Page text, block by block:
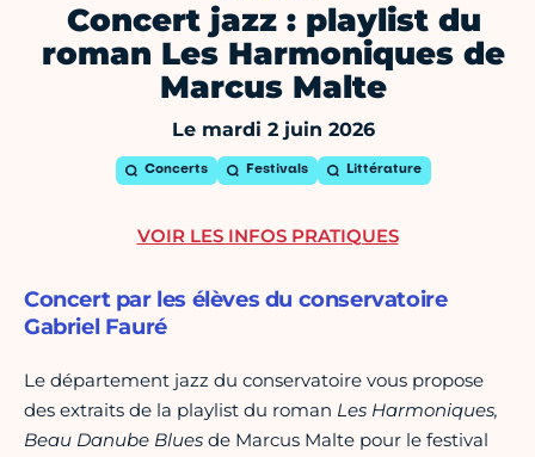
Concert jazz : playlist du
roman Les Harmoniques de
Marcus Malte
Le mardi 2 juin 2026
Concerts Festivals Littérature
Concert par les élèves du conservatoire
Gabriel Fauré
Le département jazz du conservatoire vous propose
des extraits de la playlist du roman Les Harmoniques,
Beau Danube Blues de Marcus Malte pour le festival
VOIR LES INFOS PRATIQUES